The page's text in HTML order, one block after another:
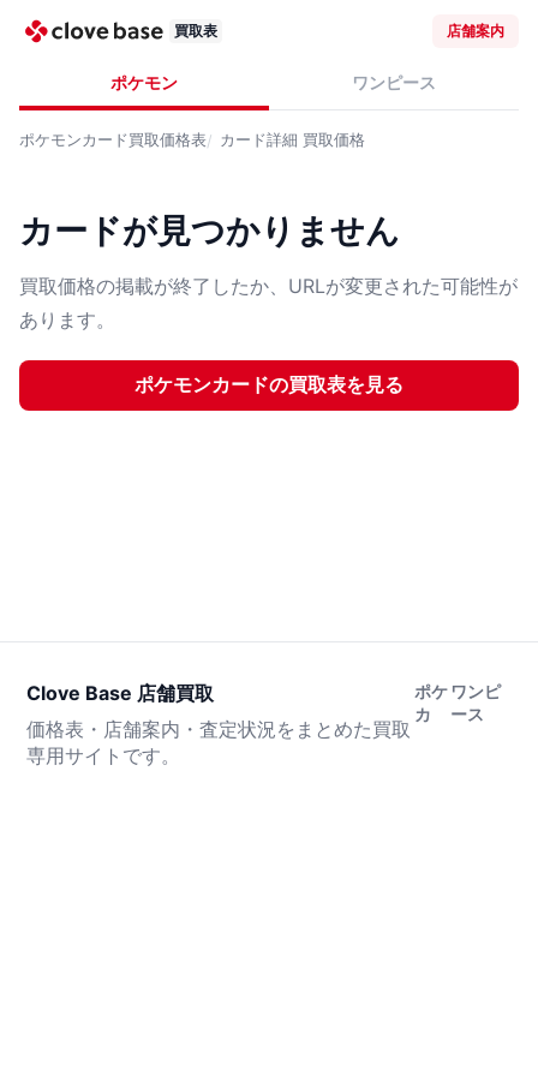
買取表 店舗案内
ポケモン ワンピース
ポケモンカード買取価格表 カード詳細 買取価格
カードが見つかりません
買取価格の掲載が終了したか、URLが変更された可能性が
あります。
ポケモンカードの買取表を見る
Clove Base 店舗買取
価格表・店舗案内・査定状況をまとめた買取
専用サイトです。
ポケ
カ
ワンピ
ース